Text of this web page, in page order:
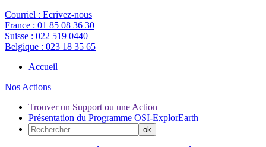
Courriel : Ecrivez-nous
France : 01 85 08 36 30
Suisse : 022 519 0440
Belgique : 023 18 35 65
Accueil
Nos Actions
Trouver un Support ou une Action
Présentation du Programme OSI-ExplorEarth